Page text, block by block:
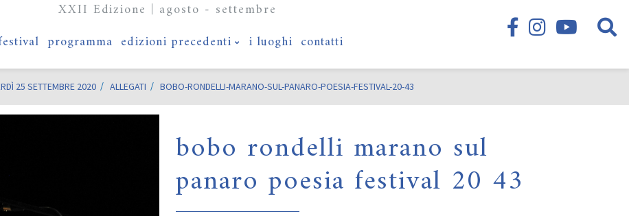
XXII Edizione | agosto - settembre
programma edizioni precedenti i luoghi contatti
25 SETTEMBRE 2020 ALLEGATI BOBO-RONDELLI-MARANO-SUL-PANARO-POESIA-FESTIVAL-20-43
bobo rondelli marano sul
panaro poesia festival 20 43